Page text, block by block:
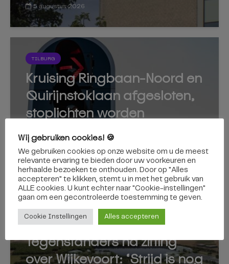
5 augustus 2026
TILBURG
Kruising Ringbaan-Noord en
Quirijnstoklaan afgesloten,
stoplichten worden
vervangen
5 augustus 2026
Tegenstanders na zitting
over Wijkevoort: ‘Strijd is nog
Wij gebruiken cookies! 🍪
We gebruiken cookies op onze website om u de meest
relevante ervaring te bieden door uw voorkeuren en
herhaalde bezoeken te onthouden. Door op "Alles
accepteren" te klikken, stemt u in met het gebruik van
ALLE cookies. U kunt echter naar "Cookie-instellingen"
gaan om een ​​gecontroleerde toestemming te geven.
Cookie Instellingen Alles accepteren